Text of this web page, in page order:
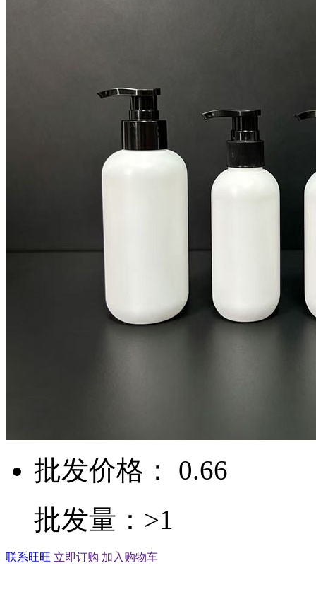
批发价格： 0.66
批发量：>1
联系旺旺 立即订购 加入购物车